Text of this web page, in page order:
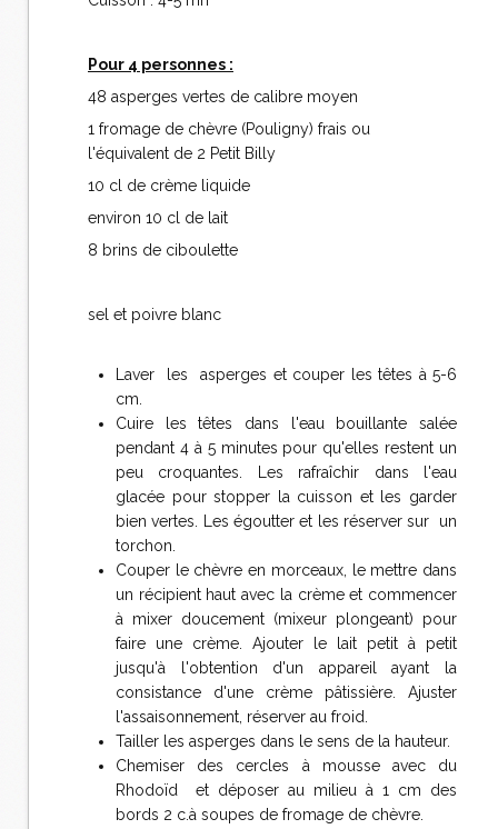
Pour 4 personnes :
48 asperges vertes de calibre moyen
1 fromage de chèvre (Pouligny) frais ou
l'équivalent de 2 Petit Billy
10 cl de crème liquide
environ 10 cl de lait
8 brins de ciboulette
sel et poivre blanc
Laver les asperges et couper les têtes à 5-6
cm.
Cuire les têtes dans l'eau bouillante salée
pendant 4 à 5 minutes pour qu'elles restent un
peu croquantes. Les rafraîchir dans l'eau
glacée pour stopper la cuisson et les garder
bien vertes. Les égoutter et les réserver sur un
torchon.
Couper le chèvre en morceaux, le mettre dans
un récipient haut avec la crème et commencer
à mixer doucement (mixeur plongeant) pour
faire une crème. Ajouter le lait petit à petit
jusqu'à l'obtention d'un appareil ayant la
consistance d'une crème pâtissière. Ajuster
l'assaisonnement, réserver au froid.
Tailler les asperges dans le sens de la hauteur.
Chemiser des cercles à mousse avec du
Rhodoïd et déposer au milieu à 1 cm des
bords 2 c.à soupes de fromage de chèvre.